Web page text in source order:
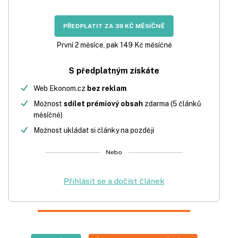
PŘEDPLATIT ZA 39 KČ MĚSÍČNĚ
První 2 měsíce, pak 149 Kč měsíčně
S předplatným získáte
Web Ekonom.cz bez reklam
Možnost sdílet prémiový obsah zdarma (5 článků
měsíčně)
Možnost ukládat si články na později
Nebo
Přihlásit se a dočíst článek